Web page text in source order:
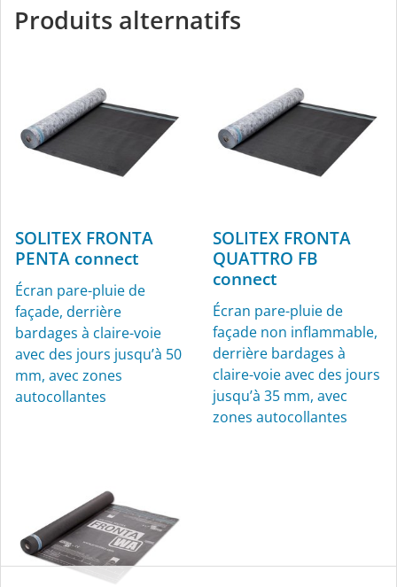
raccord intelligent pour
l’intérieur et l’extérieur
KAFLEX
Manchettes pour câbles,
Ø 4,8 à 12 mm, pour
l’intérieur et l’extérieur
ROFLEX
Manchettes pour
conduits pour l’intérieur
et l’extérieur
Produits alternatifs
SOLITEX FRONTA
PENTA connect
Écran pare-pluie de
façade, derrière
bardages à claire-voie
avec des jours jusqu’à 50
mm, avec zones
autocollantes
SOLITEX FRONTA
QUATTRO FB
connect
Écran pare-pluie de
façade non inflammable,
derrière bardages à
claire-voie avec des jours
jusqu’à 35 mm, avec
zones autocollantes